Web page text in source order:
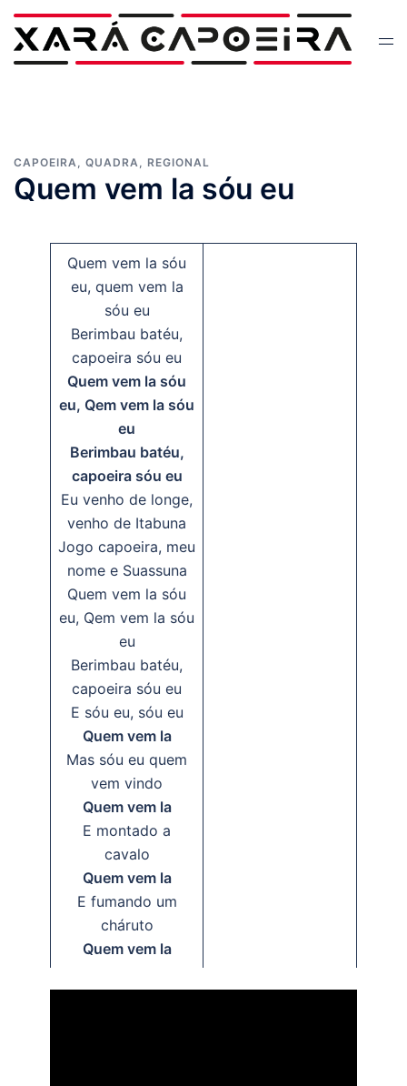
Skip
content
CAPOEIRA QUADRA REGIONAL
Quem vem la sóu eu
Quem vem la sóu
eu, quem vem la
sóu eu
Berimbau batéu,
capoeira sóu eu
Quem vem la sóu
eu, Qem vem la sóu
eu
Berimbau batéu,
capoeira sóu eu
Eu venho de longe,
venho de Itabuna
Jogo capoeira, meu
nome e Suassuna
Quem vem la sóu
eu, Qem vem la sóu
eu
Berimbau batéu,
capoeira sóu eu
E sóu eu, sóu eu
Quem vem la
Mas sóu eu quem
vem vindo
Quem vem la
E montado a
cavalo
Quem vem la
E fumando um
cháruto
Quem vem la